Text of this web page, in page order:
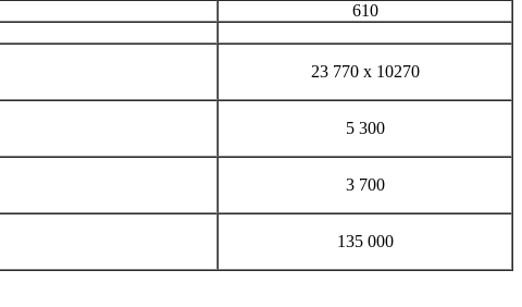
610
23 770 х 10270
5 300
3 700
135 000